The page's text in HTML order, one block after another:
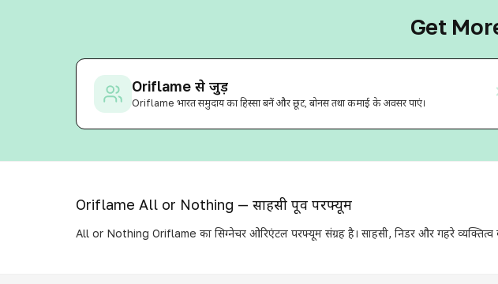
Get
Oriflame से जुड़ें
Oriflame भारत समुदाय का हिस्सा बनें और छूट, बोनस तथा कमाई के अवसर पाएं।
Oriflame All or Nothing — साहसी पूर्वी परफ्यूम
All or Nothing Oriflame का सिग्नेचर ओरिएंटल परफ्यूम संग्रह है। साहसी, निडर और गहरे व्यक्तित्व